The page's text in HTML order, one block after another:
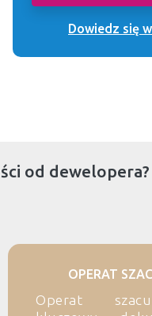
Dowiedz się
od dewelopera?
OPERAT
Operat